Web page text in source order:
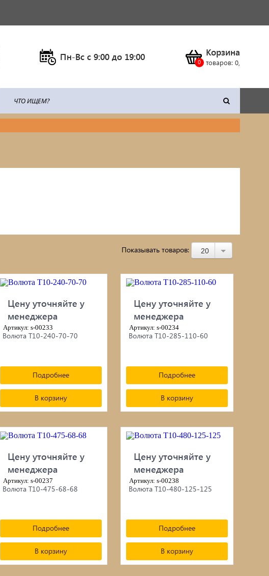
Пн-Вс c 9:00 до 19:00 Корзина
товаров: 0,
сайдинг/
плитка/черепица
Строительное оборудование
Чучела животных и птиц
Пароизоляция, пленки, мембраны,
рубероид
Показывать товаров: 20
Цену уточняйте у
менеджера
Артикул: s-00233
Волюта Т10-240-70-70
Подробнее
В корзину
Цену уточняйте у
менеджера
Артикул: s-00234
Волюта Т10-285-110-60
Подробнее
В корзину
Цену уточняйте у
менеджера
Артикул: s-00237
Волюта Т10-475-68-68
Подробнее
В корзину
Цену уточняйте у
менеджера
Артикул: s-00238
Волюта Т10-480-125-125
Подробнее
В корзину